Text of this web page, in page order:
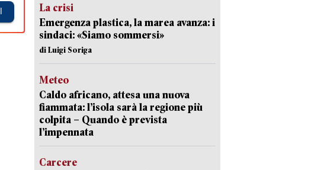
La crisi
Emergenza plastica, la marea avanza: i
sindaci: «Siamo sommersi»
di Luigi Soriga
Meteo
Caldo africano, attesa una nuova
fiammata: l’isola sarà la regione più
colpita – Quando è prevista
l’impennata
Carcere